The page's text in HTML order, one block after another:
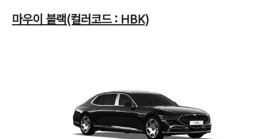
마우이 블랙(컬러코드 : HBK)